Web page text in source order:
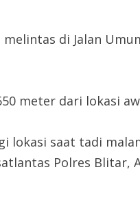
di Jalan
meter dari lokasi
lokasi saat tadi
Polres Blitar,